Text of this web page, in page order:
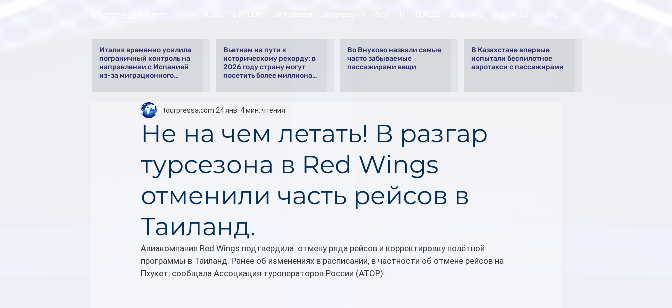
Италия временно усилила
пограничный контроль на
направлении с Испанией
из-за миграционного
Вьетнам на пути к
историческому рекорду: в
2026 году страну могут
посетить более миллиона
Во Внуково назвали самые
часто забываемые
пассажирами вещи
В Казахстане впервые
испытали беспилотное
аэротакси с пассажирами
Не на чем летать! В разгар
турсезона в Red Wings
отменили часть рейсов в
Таиланд.
tourpressa.com 24 янв. 4 мин. чтения
Авиакомпания Red Wings подтвердила  отмену ряда рейсов и корректировку полётной
программы в Таиланд. Ранее об изменениях в расписании, в частности об отмене рейсов на
Пхукет, сообщала Ассоциация туроператоров России (АТОР).